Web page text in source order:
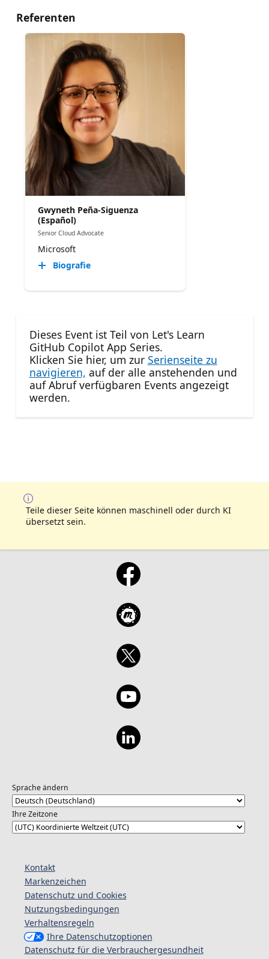
Referenten
Gwyneth Peña-Siguenza
(Español)
Senior Cloud Advocate
Microsoft
Biografie
Dieses Event ist Teil von Let's Learn
GitHub Copilot App Series.
Klicken Sie hier, um zur Serienseite zu
navigieren, auf der alle anstehenden und
auf Abruf verfügbaren Events angezeigt
werden.
Teile dieser Seite können maschinell oder durch KI
übersetzt sein.
Sprache ändern
Ihre Zeitzone
Kontakt
Markenzeichen
Datenschutz und Cookies
Nutzungsbedingungen
Verhaltensregeln
Ihre Datenschutzoptionen
Datenschutz für die Verbrauchergesundheit